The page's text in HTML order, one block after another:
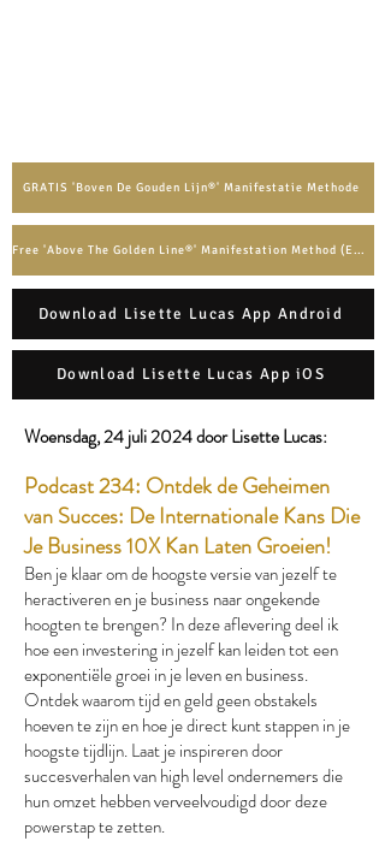
GRATIS 'Boven De Gouden Lijn®' Manifestatie Methode
Free 'Above The Golden Line®' Manifestation Method (English)
Download Lisette Lucas App Android
Download Lisette Lucas App iOS
Woensdag, 24 juli 2024 door Lisette Lucas:​
Podcast 234: Ontdek de Geheimen
van Succes: De Internationale Kans Die
Je Business 10X Kan Laten Groeien!
Ben je klaar om de hoogste versie van jezelf te
heractiveren en je business naar ongekende
hoogten te brengen? In deze aflevering deel ik
hoe een investering in jezelf kan leiden tot een
exponentiële groei in je leven en business.
Ontdek waarom tijd en geld geen obstakels
hoeven te zijn en hoe je direct kunt stappen in je
hoogste tijdlijn. Laat je inspireren door
succesverhalen van high level ondernemers die
hun omzet hebben verveelvoudigd door deze
powerstap te zetten.